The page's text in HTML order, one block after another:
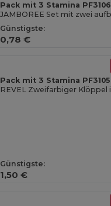
Pack mit 3 Stamina PF3106
Günstigste:
0,78 €
Pack mit 3 Stamina PF3105
Günstigste:
1,50 €